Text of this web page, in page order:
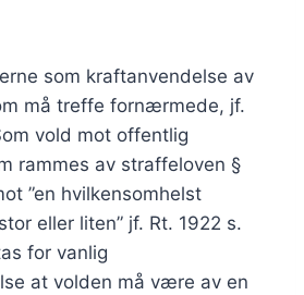
som kraftanvendelse av
må treffe fornærmede, jf.
vold mot offentlig
rammes av straffeloven §
”en hvilkensomhelst
eller liten” jf. Rt. 1922 s.
for vanlig
at volden må være av en